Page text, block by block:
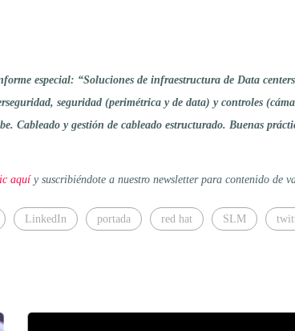
especial: “Soluciones de infraestructura de Data
seguridad (perimétrica y de data) y controles
y gestión de cableado estructurado. Buenas
aquíy suscribiéndote a nuestro newsletter para contenido de
LinkedIn portada red hat SLM